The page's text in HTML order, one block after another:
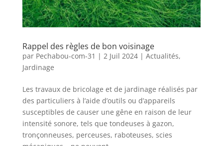
Rappel des règles de bon voisinage
par Pechabou-com-31 | 2 Juil 2024| Actualités,
Jardinage
Les travaux de bricolage et de jardinage réalisés par
des particuliers à l’aide d’outils ou d’appareils
susceptibles de causer une gêne en raison de leur
intensité sonore, tels que tondeuses à gazon,
tronçonneuses, perceuses, raboteuses, scies